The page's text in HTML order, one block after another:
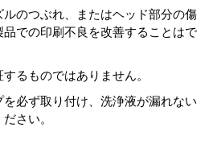
ルのつぶれ、またはヘッド部分の傷
での印刷不良を改善することはで
るものではありません。
必ず取り付け、洗浄液が漏れない
さい。